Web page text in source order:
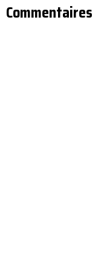
Commentaires